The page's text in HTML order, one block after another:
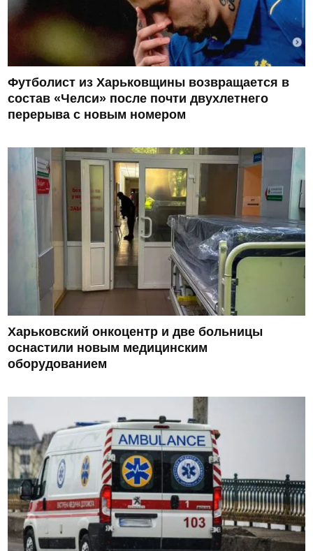
Футболист из Харьковщины возвращается в
состав «Челси» после почти двухлетнего
перерыва с новым номером
Харьковский онкоцентр и две больницы
оснастили новым медицинским
оборудованием